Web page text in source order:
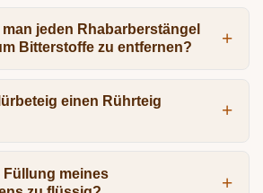
jeden Rhabarberstängel
Bitterstoffe zu entfernen?
einen Rührteig
Füllung meines